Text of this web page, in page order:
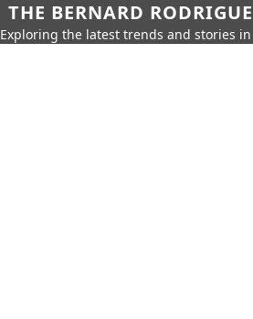
THE BERNARD
Exploring the latest trends and stories